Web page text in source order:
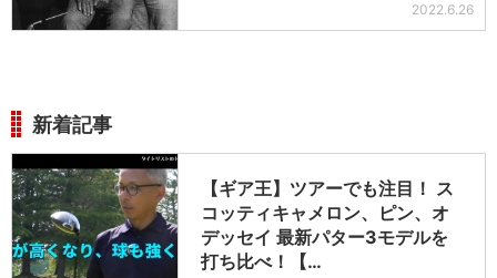
2022.6.26
新着記事
【ギア王】ツアーでも注目！ ス
コッティキャメロン、ピン、オ
デッセイ 最新パター3モデルを
打ち比べ！【…